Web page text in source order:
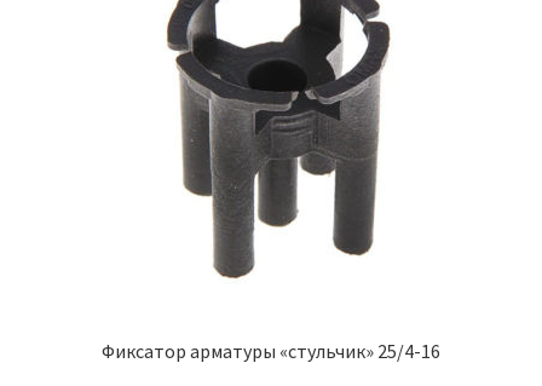
Фиксатор арматуры «стульчик» 25/4-16